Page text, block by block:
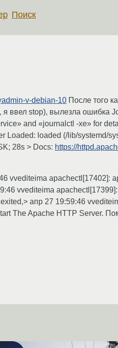
Поиск
v-debian-10 После того
ввел stop), вылезла ошибка
and «journalctl -xe» for
Loaded: loaded (/lib/systemd/
28s > Docs: https://
vvediteima apachectl[17402]:
vvediteima
апр 27 19:59:46
The Apache HTTP Server.